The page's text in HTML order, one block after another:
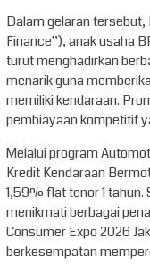
Dalam gelaran
Finance”), anak usaha
turut menghadirkan
menarik guna
memiliki kendaraan.
pembiayaan kompetitif
Melalui program
Kredit Kendaraan
1,59% flat tenor 1 tahun.
menikmati berbagai
Consumer Expo 2026
berkesempatan